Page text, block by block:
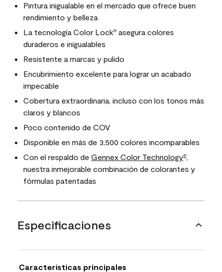
Pintura inigualable en el mercado que ofrece buen
rendimiento y belleza
La tecnología Color Lock® asegura colores
duraderos e inigualables
Resistente a marcas y pulido
Encubrimiento excelente para lograr un acabado
impecable
Cobertura extraordinaria, incluso con los tonos más
claros y blancos
Poco contenido de COV
Disponible en más de 3,500 colores incomparables
Con el respaldo de Gennex Color Technology®,
nuestra inmejorable combinación de colorantes y
fórmulas patentadas
Especificaciones
Características principales